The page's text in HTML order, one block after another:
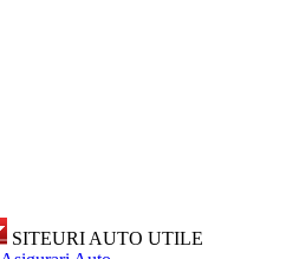
SITEURI AUTO UTILE